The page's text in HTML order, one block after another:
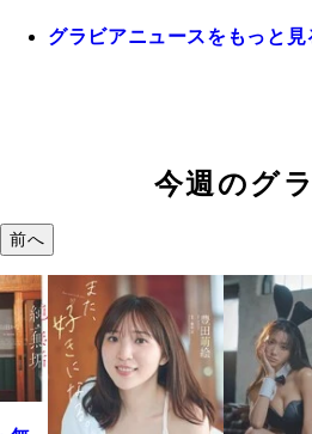
グラビアニュースをもっと見
今週のグ
前へ